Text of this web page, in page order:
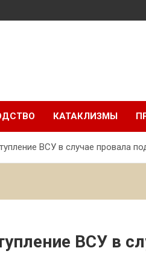
КАТАКЛИЗМЫ
ВСУ в случае провала
ВСУ в